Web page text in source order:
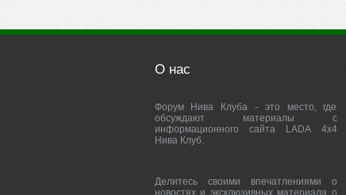
О нас
Форум Нива Клуба - это место, где
обсуждают материалы с
информационного сайта LADA 4x4
Нива Клуб.
Делитесь своими впечатлениями о
новостях и эксклюзивных материала о